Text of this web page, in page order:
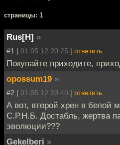
cтраницы: 1
Rus[H] »
#1 | 01.05.12 20:25 | ответить
Покупайте приходите,
opossum19 »
#2 | 01.05.12 20:40 | ответить
А вот, второй хрен в белой
С.Р.Н.Б. Достабль, жертва
эволюции???
Gekelberi »